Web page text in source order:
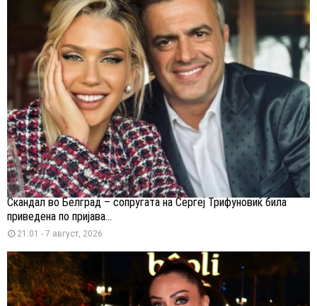
Скандал во Белград – сопругата на Сергеј Трифуновиќ била
приведена по пријава...
21:01 - 7 август, 2026